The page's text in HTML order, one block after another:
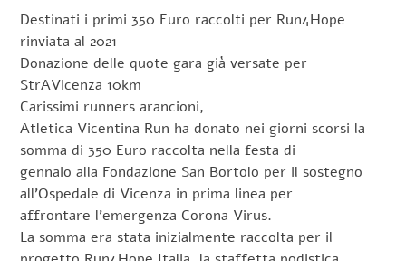
Destinati i primi 350 Euro raccolti per Run4Hope
rinviata al 2021
Donazione delle quote gara già versate per
StrAVicenza 10km
Carissimi runners arancioni,
Atletica Vicentina Run ha donato nei giorni scorsi la
somma di 350 Euro raccolta nella festa di
gennaio alla Fondazione San Bortolo per il sostegno
all’Ospedale di Vicenza in prima linea per
affrontare l’emergenza Corona Virus.
La somma era stata inizialmente raccolta per il